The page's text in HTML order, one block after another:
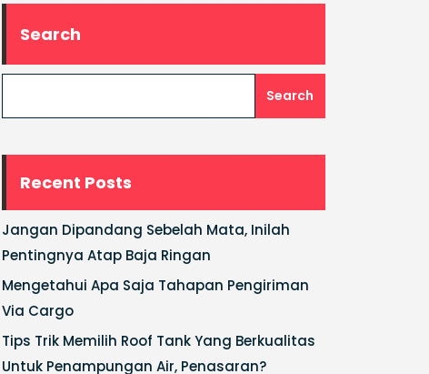
Search
Search
Recent Posts
Jangan Dipandang Sebelah Mata, Inilah
Pentingnya Atap Baja Ringan
Mengetahui Apa Saja Tahapan Pengiriman
Via Cargo
Tips Trik Memilih Roof Tank Yang Berkualitas
Untuk Penampungan Air, Penasaran?